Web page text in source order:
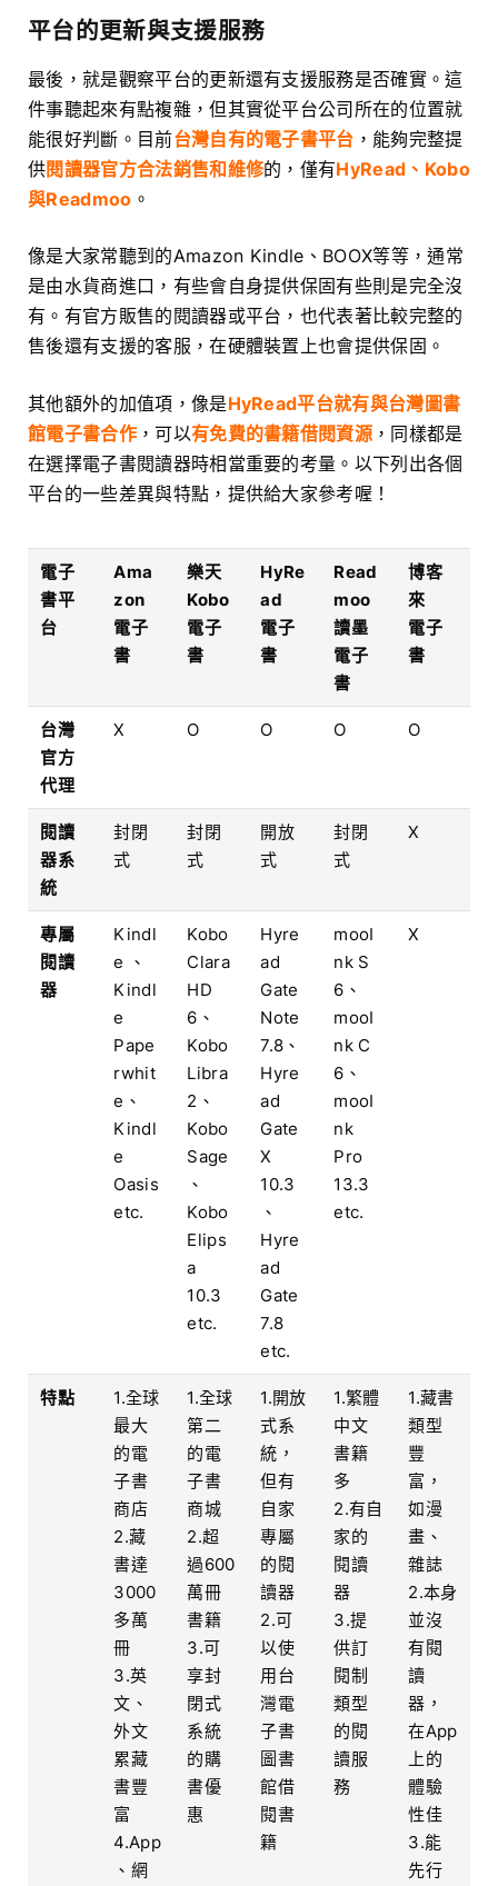
平台的更新與支援服務
最後，就是觀察平台的更新還有支援服務是否確實。這
件事聽起來有點複雜，但其實從平台公司所在的位置就
能很好判斷。目前台灣自有的電子書平台 ，能夠完整提
供閱讀器官方合法銷售和維修的，僅有HyRead、Kobo
與Readmoo 。
像是大家常聽到的Amazon Kindle、BOOX等等，通常
是由水貨商進口，有些會自身提供保固有些則是完全沒
有。有官方販售的閱讀器或平台，也代表著比較完整的
售後還有支援的客服，在硬體裝置上也會提供保固。
其他額外的加值項，像是HyRead平台就有與台灣圖書
館電子書合作，可以有免費的書籍借閱資源 ，同樣都是
在選擇電子書閱讀器時相當重要的考量。以下列出各個
平台的一些差異與特點，提供給大家參考喔！
電子
書平
台
Ama
zon
電子
書
樂天
Kobo
電子
書
HyRe
ad
電子
書
Read
moo
讀墨
電子
書
博客
來
電子
書
台灣
官方
代理
X O O O O
閱讀
器系
統
封閉
式
封閉
式
開放
式
封閉
式
X
專屬
閱讀
器
Kindl
e 、
Kindl
e
Pape
rwhit
e、
Kindl
e
Oasis
etc.
Kobo
Clara
HD
6、
Kobo
Libra
2、
Kobo
Sage
、
Kobo
Elips
a
10.3
etc.
Hyre
ad
Gate
Note
7.8、
Hyre
ad
Gate
X
10.3
、
Hyre
ad
Gate
7.8
etc.
mooI
nk S
6、
mooI
nk C
6、
mooI
nk
Pro
13.3
etc.
X
特點
1.全球
最大
的電
子書
商店
2.藏
書達
3000
多萬
冊
3.英
文、
外文
累藏
書豐
富
4.App
、網
1.全球
第二
的電
子書
商城
2.超
過600
萬冊
書籍
3.可
享封
閉式
系統
的購
書優
惠
1.開放
式系
統，
但有
自家
專屬
的閱
讀器
2.可
以使
用台
灣電
子書
圖書
館借
閱書
籍
1.繁體
中文
書籍
多
2.有自
家的
閱讀
器
3.提
供訂
閱制
類型
的閱
讀服
務
1.藏書
類型
豐
富，
如漫
畫、
雜誌
2.本身
並沒
有閱
讀
器，
在App
上的
體驗
性佳
3.能
先行